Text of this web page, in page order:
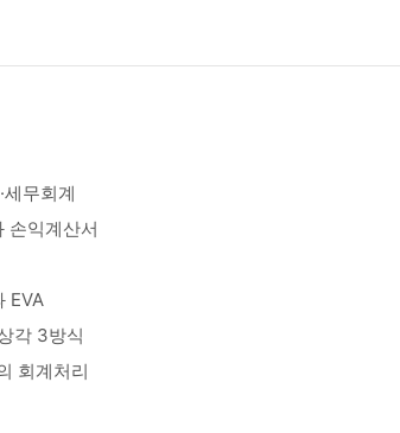
세무회계
손익계산서
EVA
각 3방식
회계처리